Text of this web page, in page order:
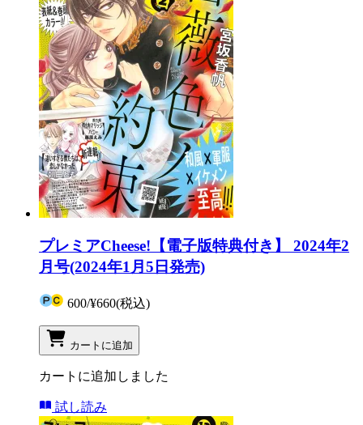
プレミアCheese!【電子版特典付き】 2024年2
月号(2024年1月5日発売)
600/¥660(税込)
カートに追加
カートに追加しました
試し読み